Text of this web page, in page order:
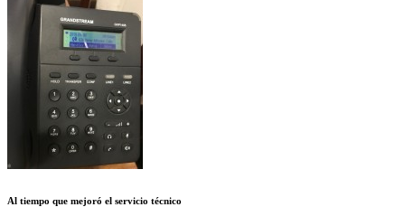
Al tiempo que mejoró el servicio técnico